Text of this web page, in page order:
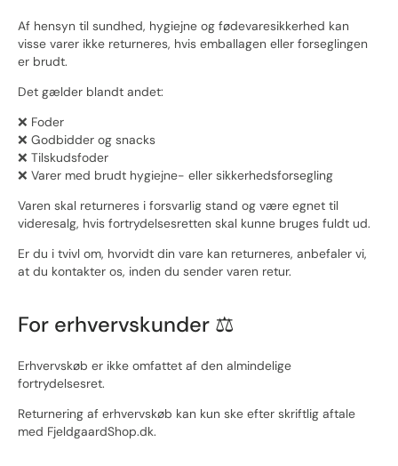
Af hensyn til sundhed, hygiejne og fødevaresikkerhed kan
visse varer ikke returneres, hvis emballagen eller forseglingen
er brudt.
Det gælder blandt andet:
❌ Foder
❌ Godbidder og snacks
❌ Tilskudsfoder
❌ Varer med brudt hygiejne- eller sikkerhedsforsegling
Varen skal returneres i forsvarlig stand og være egnet til
videresalg, hvis fortrydelsesretten skal kunne bruges fuldt ud.
Er du i tvivl om, hvorvidt din vare kan returneres, anbefaler vi,
at du kontakter os, inden du sender varen retur.
For erhvervskunder ⚖️
Erhvervskøb er ikke omfattet af den almindelige
fortrydelsesret.
Returnering af erhvervskøb kan kun ske efter skriftlig aftale
med FjeldgaardShop.dk.